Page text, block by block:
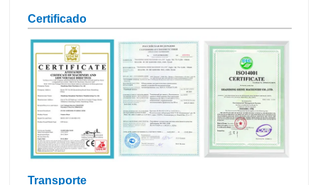
Certificado
Transporte